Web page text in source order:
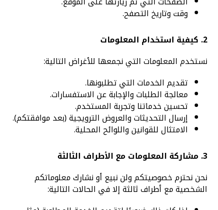
وقت وتاريخ التصفح.
2. كيفية استخدام المعلومات
نستخدم المعلومات التي نجمعها للأغراض التالية:
تقديم الخدمات التي تطلبونها.
معالجة الطلبات والإجابة عن الاستفسارات.
تحسين خدماتنا وتجربة المستخدم.
إرسال التحديثات والعروض الترويجية (بعد موافقتكم).
الامتثال للقوانين واللوائح المحلية.
3. مشاركة المعلومات مع الأطراف الثالثة
نحن نحترم خصوصيتكم ولن نبيع أو نشارك معلوماتكم
الشخصية مع أطراف ثالثة إلا في الحالات التالية: